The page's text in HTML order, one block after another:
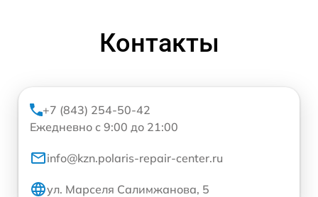
Контакты
+7 (843) 254-50-42
Ежедневно с 9:00 до 21:00
info@kzn.polaris-repair-center.ru
ул. Марселя Салимжанова, 5